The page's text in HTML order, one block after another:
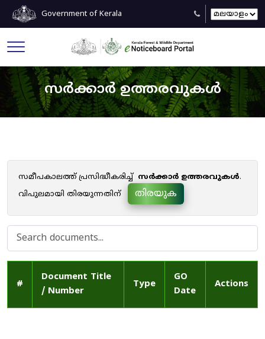
Government of Kerala
സർക്കാർ ഉത്തരവുകൾ
സമീപകാലത്ത് പ്രസിദ്ധീകരിച്ച് സർക്കാർ ഉത്തരവുകൾ.
വിപുലമായി തിരയുന്നതിന്
തിരയുക
#
Document Title
/ Number
Type
GO
Date
Actions